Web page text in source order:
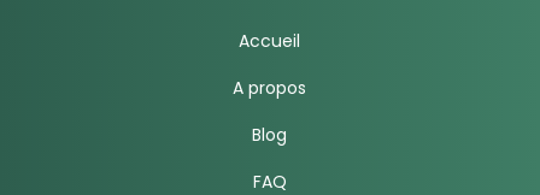
Accueil
A propos
Blog
FAQ